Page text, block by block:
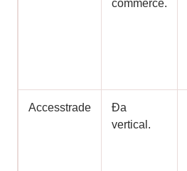
commerce.
Accesstrade
Đa
vertical.